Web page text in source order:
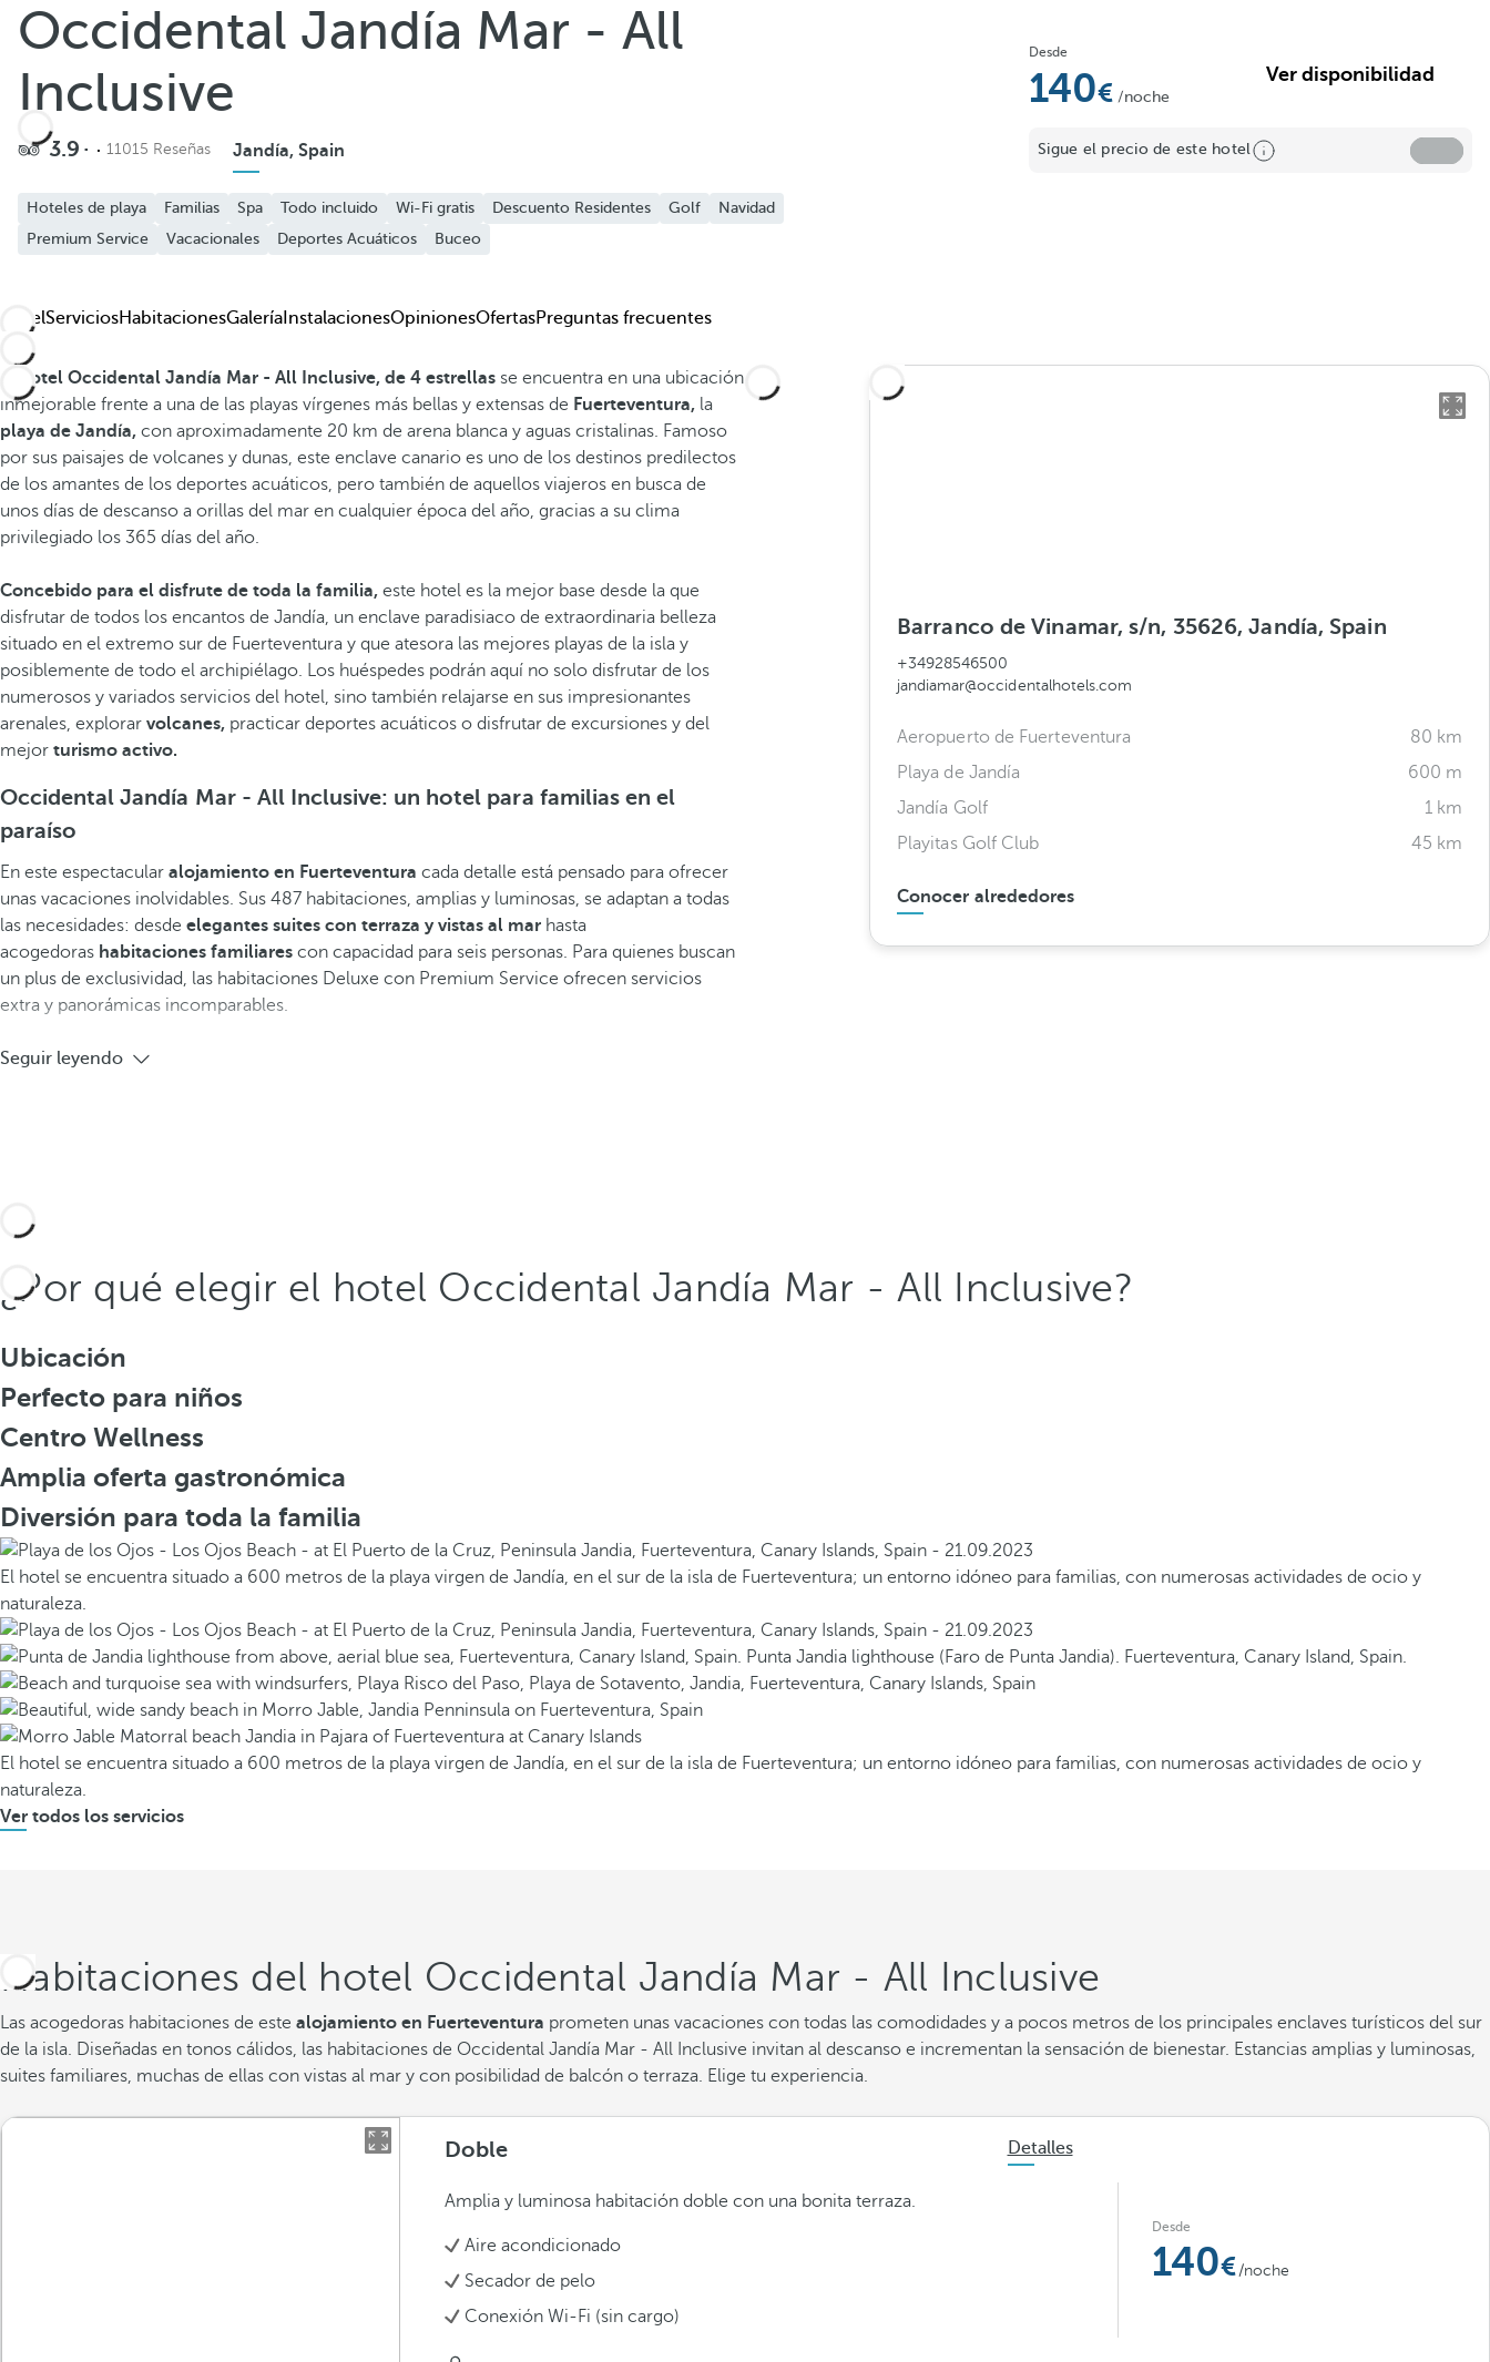
Añadir a favoritos
Desde
140 /noche
Ver disponibilidad
Sigue el precio de este hotel
Occidental Jandía Mar - All
Inclusive
3.9 11015 Reseñas Jandía, Spain
Hoteles de playa Familias Spa Todo incluido Wi-Fi gratis Descuento Residentes Golf
Navidad
Premium Service
Vacacionales Deportes Acuáticos Buceo
HotelServiciosHabitacionesGalería InstalacionesOpinionesOfertasPreguntas frecuentes
hotel Occidental Jandía Mar - All Inclusive, de 4 estrellas se encuentra en una ubicación
inmejorable frente a una de las playas vírgenes más bellas y extensas de Fuerteventura, la
playa de Jandía, con aproximadamente 20 km de arena blanca y aguas cristalinas. Famoso
por sus paisajes de volcanes y dunas, este enclave canario es uno de los destinos predilectos
de los amantes de los deportes acuáticos, pero también de aquellos viajeros en busca de
unos días de descanso a orillas del mar en cualquier época del año, gracias a su clima
privilegiado los 365 días del año.
Concebido para el disfrute de toda la familia, este hotel es la mejor base desde la que
disfrutar de todos los encantos de Jandía, un enclave paradisiaco de extraordinaria belleza
situado en el extremo sur de Fuerteventura y que atesora las mejores playas de la isla y
posiblemente de todo el archipiélago. Los huéspedes podrán aquí no solo disfrutar de los
numerosos y variados servicios del hotel, sino también relajarse en sus impresionantes
arenales, explorar volcanes, practicar deportes acuáticos o disfrutar de excursiones y del
mejor turismo activo.
Occidental Jandía Mar - All Inclusive: un hotel para familias en el
paraíso
En este espectacular alojamiento en Fuerteventura cada detalle está pensado para ofrecer
unas vacaciones inolvidables. Sus 487 habitaciones, amplias y luminosas, se adaptan a todas
las necesidades: desde elegantes suites con terraza y vistas al mar hasta
acogedoras habitaciones familiares con capacidad para seis personas. Para quienes buscan
un plus de exclusividad, las habitaciones Deluxe con Premium Service ofrecen servicios
extra y panorámicas incomparables.
Seguir leyendo
Barranco de Vinamar, s/n, 35626, Jandía, Spain
+34928546500
jandiamar@occidentalhotels.com
Aeropuerto de Fuerteventura
80 km
Playa de Jandía
600 m
Jandía Golf
1 km
Playitas Golf Club
45 km
Conocer alrededores
¿Por qué elegir el hotel Occidental Jandía Mar - All Inclusive?
Ubicación
Perfecto para niños
Centro Wellness
Amplia oferta gastronómica
Diversión para toda la familia
El hotel se encuentra situado a 600 metros de la playa virgen de Jandía, en el sur de la isla de Fuerteventura; un entorno idóneo para familias, con numerosas actividades de ocio y
naturaleza.
El hotel se encuentra situado a 600 metros de la playa virgen de Jandía, en el sur de la isla de Fuerteventura; un entorno idóneo para familias, con numerosas actividades de ocio y
naturaleza.
Ver todos los servicios
Habitaciones del hotel Occidental Jandía Mar - All Inclusive
Las acogedoras habitaciones de este alojamiento en Fuerteventura prometen unas vacaciones con todas las comodidades y a pocos metros de los principales enclaves turísticos del sur
de la isla. Diseñadas en tonos cálidos, las habitaciones de Occidental Jandía Mar - All Inclusive invitan al descanso e incrementan la sensación de bienestar. Estancias amplias y luminosas,
suites familiares, muchas de ellas con vistas al mar y con posibilidad de balcón o terraza. Elige tu experiencia.
Doble Detalles
Amplia y luminosa habitación doble con una bonita terraza.
Aire acondicionado
Secador de pelo
Conexión Wi-Fi (sin cargo)
Desde
140 /noche